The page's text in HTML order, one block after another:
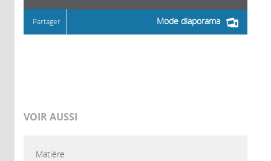
Mode diaporama
Partager
VOIR AUSSI
Matière